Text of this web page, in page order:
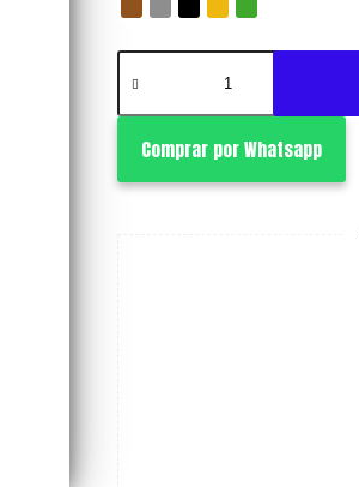
Banan
cantidad
Comprar por Whatsapp